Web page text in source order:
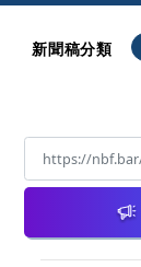
新聞稿分類